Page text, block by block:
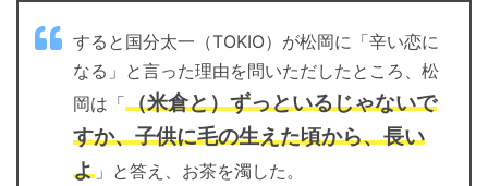
すると国分太一（TOKIO）が松岡に「辛い恋に
なる」と言った理由を問いただしたところ、松
岡は「（米倉と）ずっといるじゃないで
すか、子供に毛の生えた頃から、長い
よ 」と答え、お茶を濁した。